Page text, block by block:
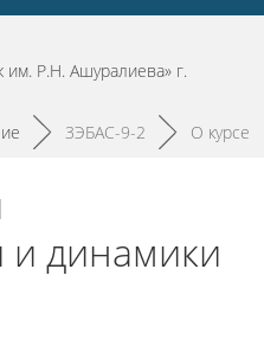
Р.Н. Ашуралиева» г.
► 3ЭБАС-9-2 ► О курсе
и динамики